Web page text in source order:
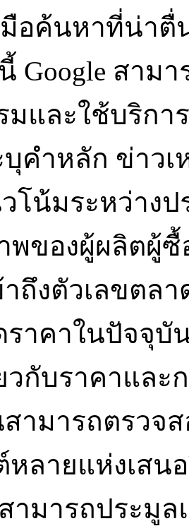
มือค้นหาที่น่า
Google สาม
มและใช้บริก
บุคำหลัก ข่าว
โน้มระหว่าง
พของผู้ผลิตผู้
ถึงตัวเลขตล
ราคาในปัจจุ
วกับราคาและ
ามารถตรวจ
หลายแห่งเส
ามารถประมู